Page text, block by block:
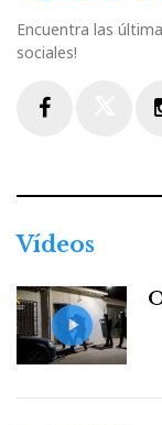
Encuentra las
sociales!
Vídeos